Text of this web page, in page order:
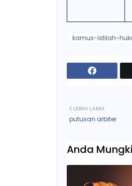
kamus-istilah-
LEBIH LAMA
putusan arbiter
Anda